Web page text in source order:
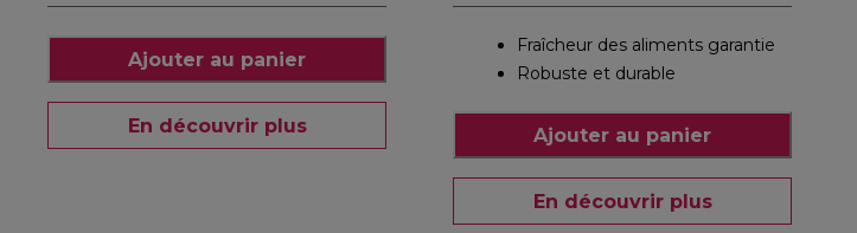
Ajouter au panier
En découvrir plus
Fraîcheur des aliments garantie
Robuste et durable
Ajouter au panier
En découvrir plus